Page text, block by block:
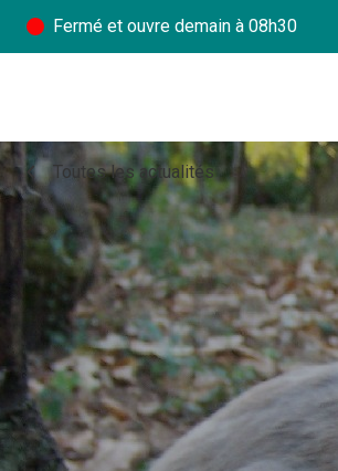
Fermé et ouvre demain à 08h30
chevron_left Toutes les actualités